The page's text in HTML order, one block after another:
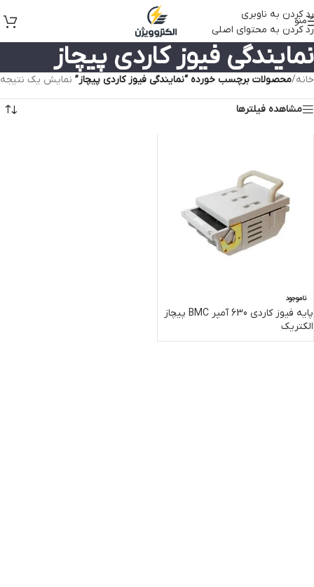
رد کردن به ناوبری
رد کردن به محتوای اصلی
منو
نمایندگی فیوز کاردی پیچاز
خانه/محصولات برچسب خورده “نمایندگی فیوز کاردی پیچاز” نمایش یک نتیجه
مشاهده فیلترها
ناموجود
پایه فیوز کاردی 630 آمپر BMC پیچاز
الکتریک